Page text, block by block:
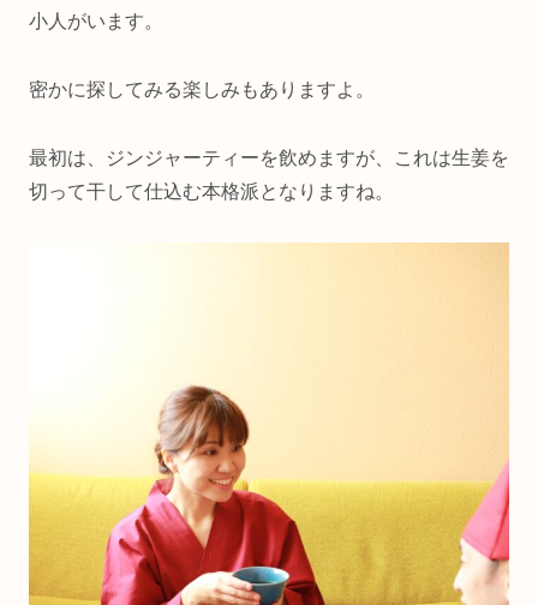
小人がいます。
密かに探してみる楽しみもありますよ。
最初は、ジンジャーティーを飲めますが、これは生姜を
切って干して仕込む本格派となりますね。